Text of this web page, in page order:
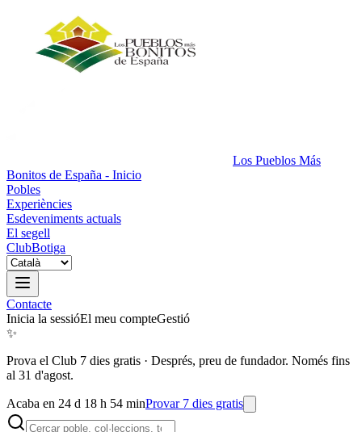
Los Pueblos Más
Bonitos de España - Inicio
Pobles
Experiències
Esdeveniments actuals
El segell
ClubBotiga
Contacte
Inicia la sessióEl meu compteGestió
✨
Prova el Club 7 dies gratis · Després, preu de fundador. Només fins
al 31 d'agost.
Acaba en 24 d 18 h 54 minProvar 7 dies gratis